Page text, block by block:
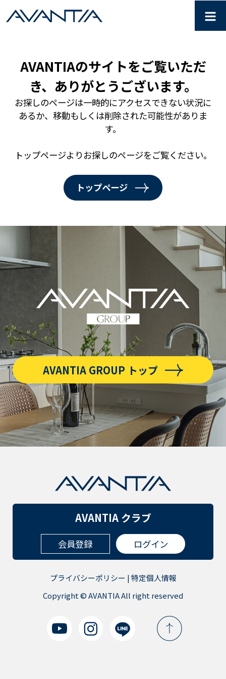
分譲住宅・仲介・土地情報
≡
AVANTIAのサイトをご覧いただ
き、ありがとうございます。
お探しのページは一時的にアクセスできない状況に
あるか、移動もしくは削除された可能性がありま
す。
トップページよりお探しのページをご覧ください。
トップページ
AVANTIA GROUP トップ
AVANTIA クラブ
会員登録 ログイン
プライバシーポリシー |特定個人情報
Copyright © AVANTIA All right reserved